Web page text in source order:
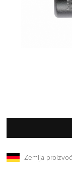
Zemlja